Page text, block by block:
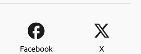
Facebook X